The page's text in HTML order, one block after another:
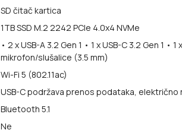
SD čitač kartica
1TB SSD M.2 2242 PCIe 4.0x4 NVMe
• 2 x USB-A 3.2 Gen 1 • 1 x USB-C 3.2 Gen 1 • 1
mikrofon/slušalice (3.5 mm)
Wi-Fi 5 (802.11ac)
USB-C podržava prenos podataka, električno
Bluetooth 5.1
Ne